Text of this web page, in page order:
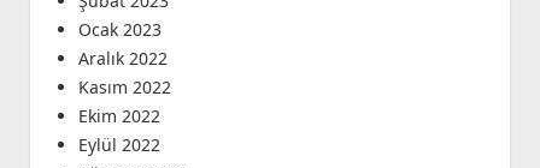
Ocak 2023
Aralık 2022
Kasım 2022
Ekim 2022
Eylül 2022